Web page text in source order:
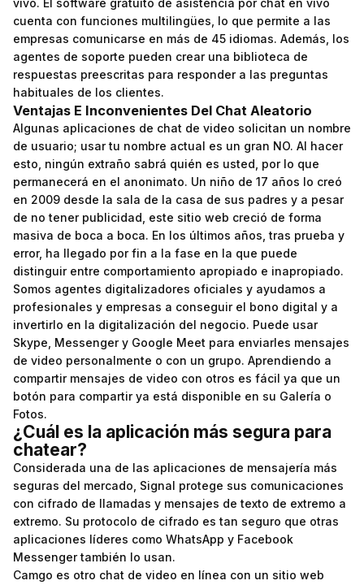
vivo. El software gratuito de asistencia por chat en vivo
cuenta con funciones multilingües, lo que permite a las
empresas comunicarse en más de 45 idiomas. Además, los
agentes de soporte pueden crear una biblioteca de
respuestas preescritas para responder a las preguntas
habituales de los clientes.
Ventajas E Inconvenientes Del Chat Aleatorio
Algunas aplicaciones de chat de video solicitan un nombre
de usuario; usar tu nombre actual es un gran NO. Al hacer
esto, ningún extraño sabrá quién es usted, por lo que
permanecerá en el anonimato. Un niño de 17 años lo creó
en 2009 desde la sala de la casa de sus padres y a pesar
de no tener publicidad, este sitio web creció de forma
masiva de boca a boca. En los últimos años, tras prueba y
error, ha llegado por fin a la fase en la que puede
distinguir entre comportamiento apropiado e inapropiado.
Somos agentes digitalizadores oficiales y ayudamos a
profesionales y empresas a conseguir el bono digital y a
invertirlo en la digitalización del negocio. Puede usar
Skype, Messenger y Google Meet para enviarles mensajes
de video personalmente o con un grupo. Aprendiendo a
compartir mensajes de video con otros es fácil ya que un
botón para compartir ya está disponible en su Galería o
Fotos.
¿Cuál es la aplicación más segura para
chatear?
Considerada una de las aplicaciones de mensajería más
seguras del mercado, Signal protege sus comunicaciones
con cifrado de llamadas y mensajes de texto de extremo a
extremo. Su protocolo de cifrado es tan seguro que otras
aplicaciones líderes como WhatsApp y Facebook
Messenger también lo usan.
Camgo es otro chat de video en línea con un sitio web